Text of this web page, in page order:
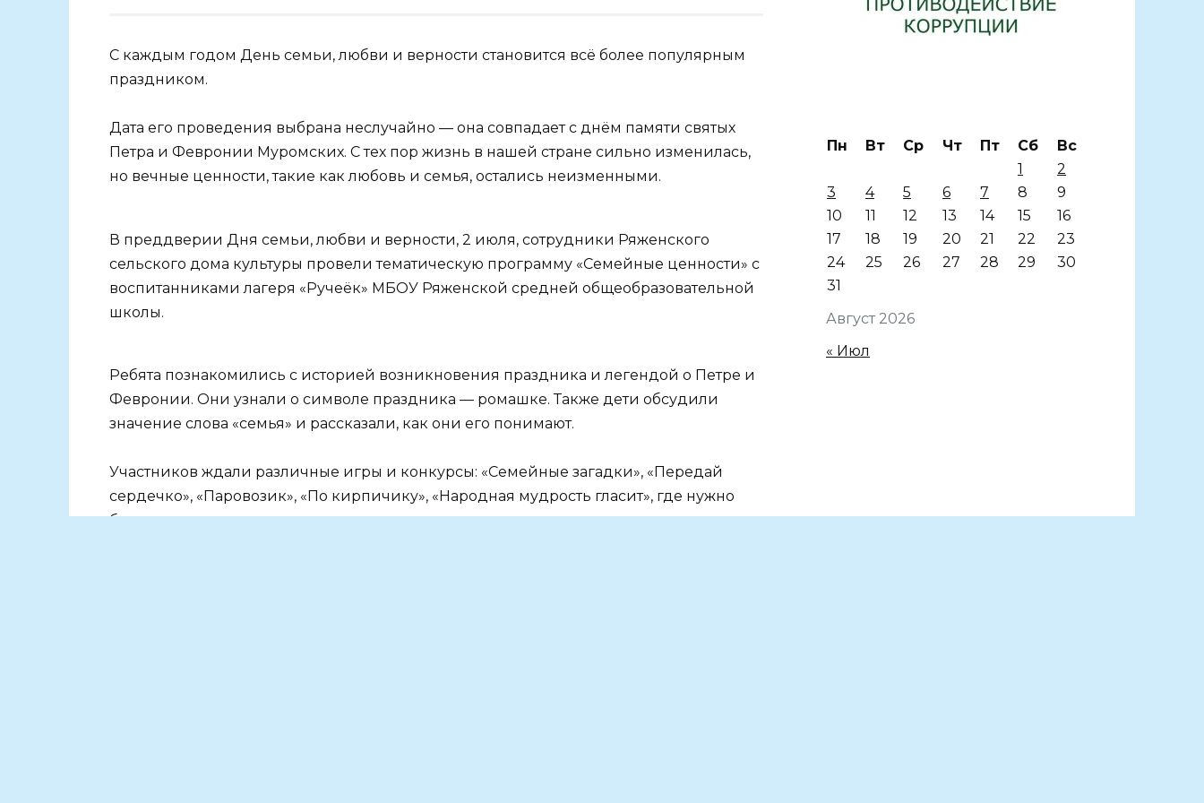
С каждым годом День семьи, любви и верности становится всё более популярным
праздником.
Дата его проведения выбрана неслучайно — она совпадает с днём памяти святых
Петра и Февронии Муромских. С тех пор жизнь в нашей стране сильно изменилась,
но вечные ценности, такие как любовь и семья, остались неизменными.
В преддверии Дня семьи, любви и верности, 2 июля, сотрудники Ряженского
сельского дома культуры провели тематическую программу «Семейные ценности» с
воспитанниками лагеря «Ручеёк» МБОУ Ряженской средней общеобразовательной
школы.
Ребята познакомились с историей возникновения праздника и легендой о Петре и
Февронии. Они узнали о символе праздника — ромашке. Также дети обсудили
значение слова «семья» и рассказали, как они его понимают.
Участников ждали различные игры и конкурсы: «Семейные загадки», «Передай
сердечко», «Паровозик», «По кирпичику», «Народная мудрость гласит», где нужно
было дополнить пословицы о семье.
Август 2026
Пн Вт Ср Чт Пт Сб
Вс
1
2
3
4 5 6 7 8
9
10
11 12 13 14 15
16
17
18 19 20 21 22
23
24
25 26 27 28 29
30
31
« Июл